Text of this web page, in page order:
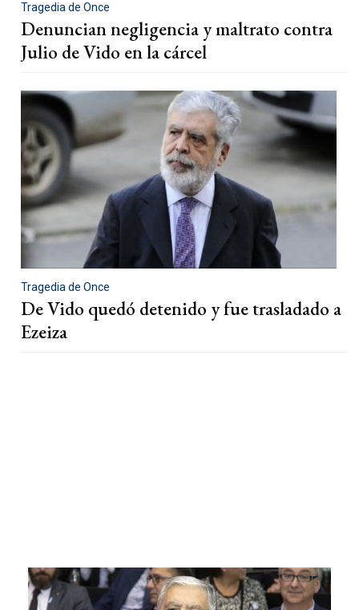
Tragedia de Once
Denuncian negligencia y maltrato contra
Julio de Vido en la cárcel
Tragedia de Once
De Vido quedó detenido y fue trasladado a
Ezeiza